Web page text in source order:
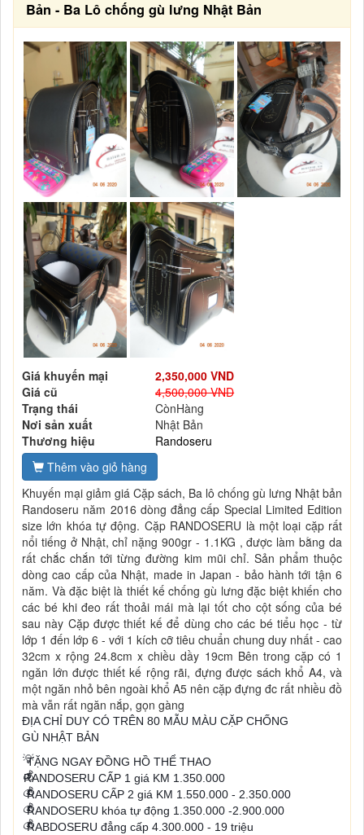
Bản - Ba Lô chống gù lưng Nhật Bản
Giá khuyến mại
2,350,000 VND
Giá cũ
4,500,000 VND
Trạng thái
CònHàng
Nơi sản xuất
Nhật Bản
Thương hiệu
Randoseru
Thêm vào giỏ hàng
Khuyến mại giảm giá Cặp sách, Ba lô chống gù lưng Nhật bản
Randoseru năm 2016 dòng đẳng cấp Special Limited Edition
size lớn khóa tự động. Cặp RANDOSERU là một loại cặp rất
nổi tiếng ở Nhật, chỉ nặng 900gr - 1.1KG , được làm bằng da
rất chắc chắn tới từng đường kim mũi chỉ. Sản phẩm thuộc
dòng cao cấp của Nhật, made in Japan - bảo hành tới tận 6
năm. Và đặc biệt là thiết kế chống gù lưng đặc biệt khiến cho
các bé khi đeo rất thoải mái mà lại tốt cho cột sống của bé
sau này Cặp được thiết kế để dùng cho các bé tiểu học - từ
lớp 1 đến lớp 6 - với 1 kích cỡ tiêu chuẩn chung duy nhất - cao
32cm x rộng 24.8cm x chiều dầy 19cm Bên trong cặp có 1
ngăn lớn được thiết kế rộng rãi, đựng được sách khổ A4, và
một ngăn nhỏ bên ngoài khổ A5 nên cặp đựng đc rất nhiều đồ
mà vẫn rất ngăn nắp, gọn gàng
ĐỊA CHỈ DUY CÓ TRÊN 80 MẪU MÀU CẶP CHỐNG
GÙ NHẬT BẢN
💡
TẶNG NGAY ĐỒNG HỒ THỂ THAO
💰
RANDOSERU CẤP 1 giá KM 1.350.000
💰
RANDOSERU CẤP 2 giá KM 1.550.000 - 2.350.000
💰
RANDOSERU khóa tự động 1.350.000 -2.900.000
💰
RABDOSERU đẳng cấp 4.300.000 - 19 triệu